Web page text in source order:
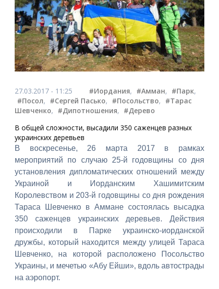
27.03.2017 - 11:25 #Иордания, #Амман, #Парк,
#Посол, #Сергей Пасько, #Посольство, #Тарас
Шевченко, #Дипотношения, #Дерево
В общей сложности, высадили 350 саженцев разных
украинских деревьев
В воскресенье, 26 марта 2017 в рамках
мероприятий по случаю 25-й годовщины со дня
установления дипломатических отношений между
Украиной и Иорданским Хашимитским
Королевством и 203-й годовщины со дня рождения
Тараса Шевченко в Аммане состоялась высадка
350 саженцев украинских деревьев. Действия
происходили в Парке украинско-иорданской
дружбы, который находится между улицей Тараса
Шевченко, на которой расположено Посольство
Украины, и мечетью «Абу Ейши», вдоль автострады
на аэропорт.